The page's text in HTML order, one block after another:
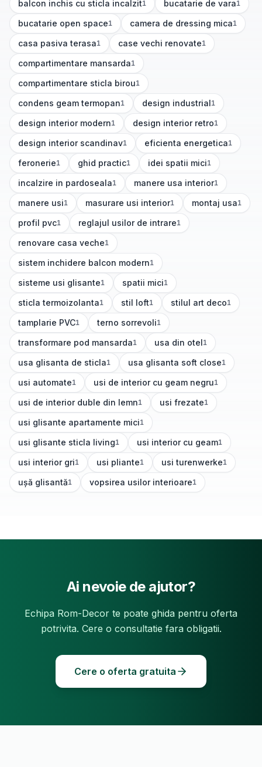
balcon inchis cu sticla incalzit
(1articole) 1 bucatarie de vara
(1articole) 1
bucatarie open space
(1articole) 1 camera de dressing mica
(1articole) 1
casa pasiva terasa
(1articole) 1 case vechi renovate
(1articole) 1
compartimentare mansarda
(1articole) 1
compartimentare sticla birou
(1articole) 1
condens geam termopan
(1articole) 1 design industrial
(1articole) 1
design interior modern
(1articole) 1 design interior retro
(1articole) 1
design interior scandinav
(1articole) 1 eficienta energetica
(1articole) 1
feronerie
(1articole)
1 ghid practic
(1articole) 1 idei spatii mici
(1articole) 1
incalzire in pardoseala
(1articole) 1 manere usa interior
(1articole) 1
manere usi
(1articole) 1 masurare usi interior
(1articole) 1 montaj usa
(1articole) 1
profil pvc
(1articole)
1 reglajul usilor de intrare
(1articole) 1
renovare casa veche
(1articole) 1
sistem inchidere balcon modern
(1articole) 1
sisteme usi glisante
(1articole) 1 spatii mici
(1articole)1
sticla termoizolanta
(1articole) 1 stil loft
(1articole)
1 stilul art deco
(1articole) 1
tamplarie PVC
(1articole) 1 terno sorrevoli
(1articole) 1
transformare pod mansarda
(1articole) 1 usa din otel
(1articole) 1
usa glisanta de sticla
(1articole) 1 usa glisanta soft close
(1articole) 1
usi automate
(1articole) 1 usi de interior cu geam negru
(1articole) 1
usi de interior duble din lemn
(1articole) 1 usi frezate
(1articole) 1
usi glisante apartamente mici
(1articole) 1
usi glisante sticla living
(1articole) 1 usi interior cu geam
(1articole) 1
usi interior gri
(1articole) 1 usi pliante
(1articole)1 usi turenwerke
(1articole) 1
ușă glisantă
(1articole) 1 vopsirea usilor interioare
(1articole) 1
Ai nevoie de ajutor?
Echipa Rom-Decor te poate ghida pentru oferta
potrivita. Cere o consultatie fara obligatii.
Cere o oferta gratuita